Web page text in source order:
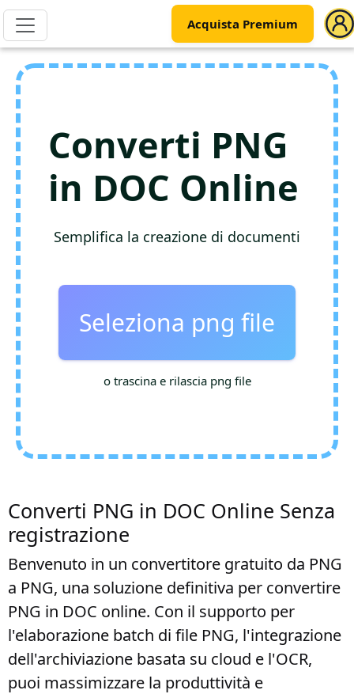
Acquista Premium
Converti PNG
in DOC Online
Semplifica la creazione di documenti
Seleziona png file
o trascina e rilascia png file
Converti PNG in DOC Online Senza
registrazione
Benvenuto in un convertitore gratuito da PNG
a PNG, una soluzione definitiva per convertire
PNG in DOC online. Con il supporto per
l'elaborazione batch di file PNG, l'integrazione
dell'archiviazione basata su cloud e l'OCR,
puoi massimizzare la produttività e